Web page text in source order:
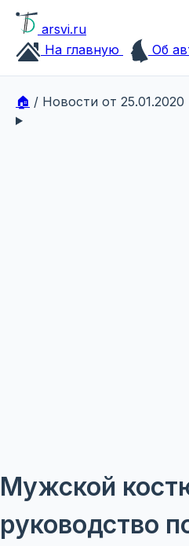
arsvi.ru
На главную
Об
🏠 / Новости от 25.01.2020
Мужской
руководство